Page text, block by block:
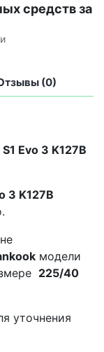
средств за
(0)
Evo 3 K127B
3 K127B
модели
225/40
уточнения